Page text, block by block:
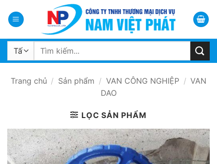
qua
dung
Tìm
Trang chủ / Sản phẩm / VAN CÔNG NGHIỆP / VAN
DAO
LỌC SẢN PHẨM